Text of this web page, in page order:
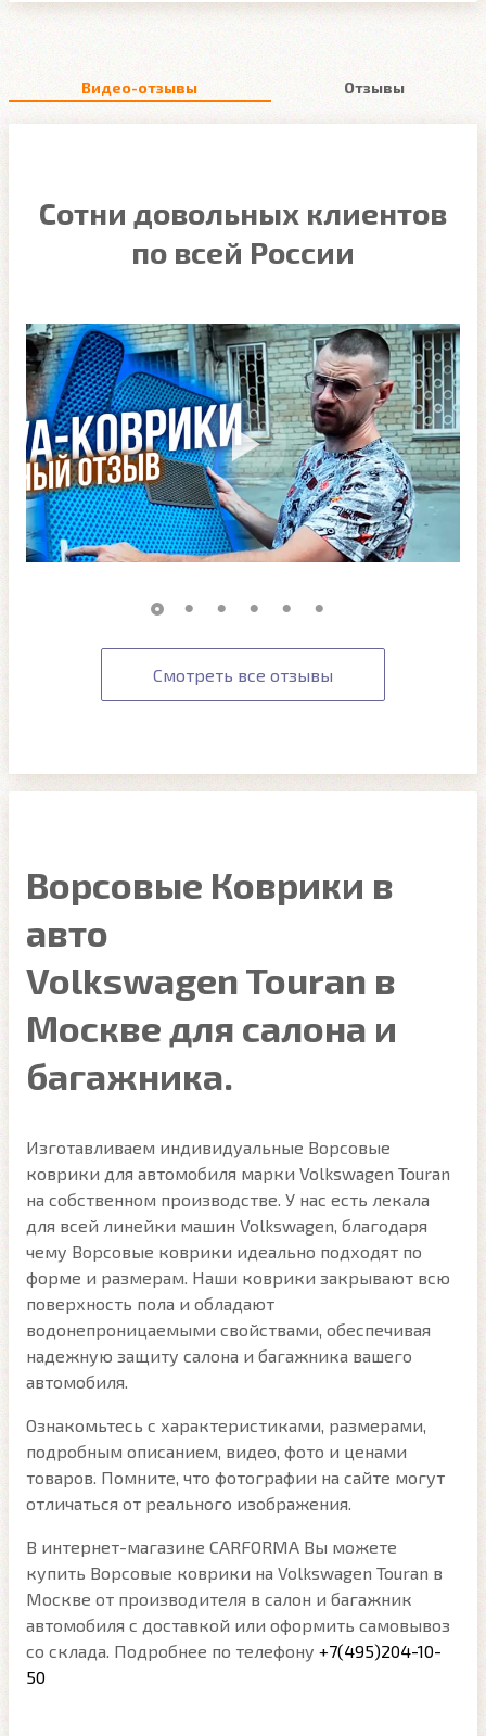
Видео-отзывы Отзывы
Сотни довольных клиентов
по всей России
Смотреть все отзывы
Ворсовые Коврики в
авто
Volkswagen Touran в
Москве для салона и
багажника.
Изготавливаем индивидуальные Ворсовые
коврики для автомобиля марки Volkswagen Touran
на собственном производстве. У нас есть лекала
для всей линейки машин Volkswagen, благодаря
чему Ворсовые коврики идеально подходят по
форме и размерам. Наши коврики закрывают всю
поверхность пола и обладают
водонепроницаемыми свойствами, обеспечивая
надежную защиту салона и багажника вашего
автомобиля.
Ознакомьтесь с характеристиками, размерами,
подробным описанием, видео, фото и ценами
товаров. Помните, что фотографии на сайте могут
отличаться от реального изображения.
В интернет-магазине CARFORMA Вы можете
купить Ворсовые коврики на Volkswagen Touran в
Москве от производителя в салон и багажник
автомобиля с доставкой или оформить самовывоз
со склада. Подробнее по телефону +7(495)204-10-
50